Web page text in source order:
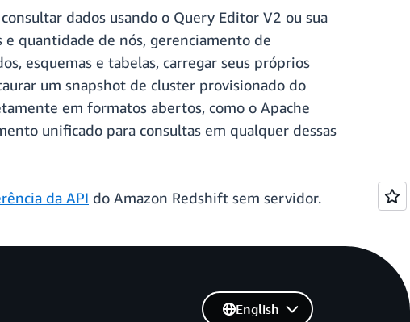
dados usando o Query Editor V2 ou sua
quantidade de nós, gerenciamento de
esquemas e tabelas, carregar seus próprios
um snapshot de cluster provisionado do
em formatos abertos, como o Apache
unificado para consultas em qualquer dessas
da API do Amazon Redshift sem servidor.
English